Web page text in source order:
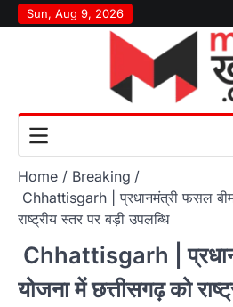
Skip
to
Sun, Aug 9, 2026
Home
Breaking
Chhattisgarh | प्रधानमंत्री फसल
राष्ट्रीय स्तर पर बड़ी उपलब्धि
Chhattisgarh |
योजना में छत्तीसगढ़ को